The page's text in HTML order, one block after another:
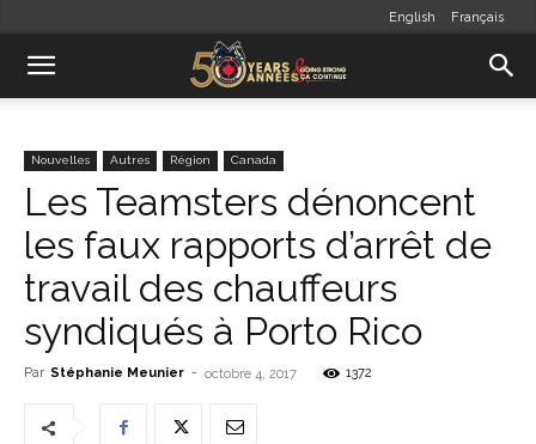
English Français
Nouvelles Autres Région Canada
Les Teamsters dénoncent
les faux rapports d’arrêt de
travail des chauffeurs
syndiqués à Porto Rico
Par Stéphanie Meunier - octobre 4, 2017 1372